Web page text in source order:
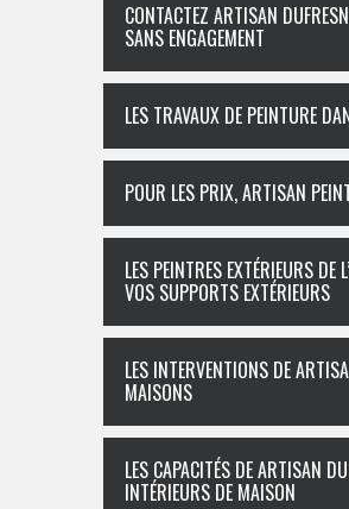
CONTACTEZ ARTISAN
SANS ENGAGEMENT
LES TRAVAUX DE PEINTURE
POUR LES PRIX, ARTISAN
LES PEINTRES EXTÉRIEURS
VOS SUPPORTS EXTÉRIEURS
LES INTERVENTIONS DE
MAISONS
LES CAPACITÉS DE ARTISAN
INTÉRIEURS DE MAISON